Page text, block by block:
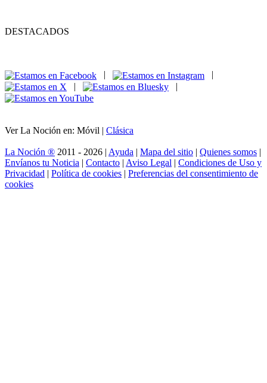
DESTACADOS
|
|
Ver La Noción en: Móvil | Clásica
La Noción ® 2011 - 2026 | Ayuda | Mapa del sitio | Quienes somos |
Envíanos tu Noticia | Contacto | Aviso Legal | Condiciones de Uso y
Privacidad | Política de cookies | Preferencias del consentimiento de
cookies